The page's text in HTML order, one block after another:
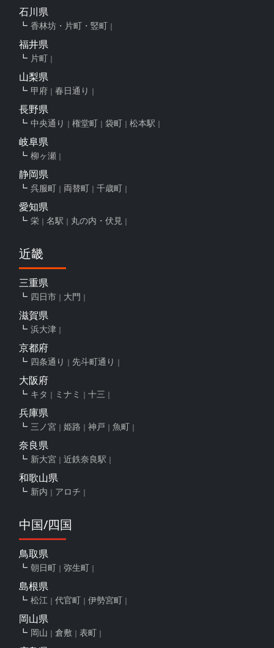
石川県
香林坊・片町・竪町
福井県
片町
山梨県
甲府 春日通り
長野県
中央通り 権堂町 袋町 松本駅
岐阜県
柳ヶ瀬
静岡県
呉服町 両替町 千歳町
愛知県
栄 名駅 丸の内・伏見
近畿
三重県
四日市 大門
滋賀県
浜大津
京都府
四条通り 先斗町通り
大阪府
キタ ミナミ 十三
兵庫県
三ノ宮 姫路 神戸 魚町
奈良県
新大宮 近鉄奈良駅
和歌山県
新内 アロチ
中国/四国
鳥取県
朝日町 弥生町
島根県
松江 代官町 伊勢宮町
岡山県
岡山 倉敷 表町